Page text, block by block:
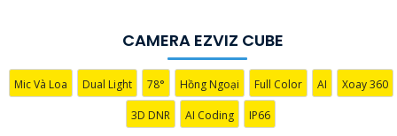
CAMERA EZVIZ CUBE
Mic Và Loa Dual Light 78° Hồng Ngoại Full Color AI Xoay 360
3D DNR AI Coding IP66